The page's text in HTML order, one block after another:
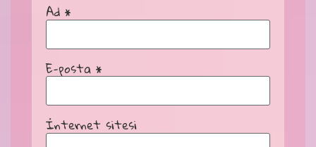
Ad *
E-posta *
İnternet sitesi